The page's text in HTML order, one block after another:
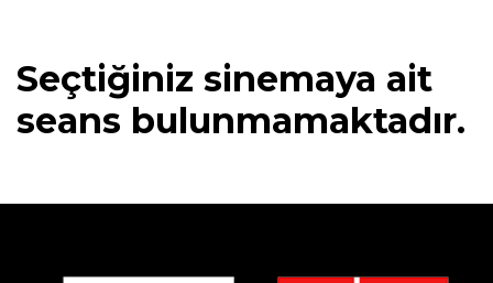
Seçtiğiniz sinemaya ait
seans bulunmamaktadır.